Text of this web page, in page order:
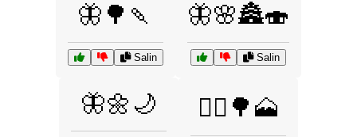
🦋🌳🍡
Salin
🦋🌸🏯🍣
Salin
🦋🌼🌙 🧘‍♂️🌳🗻